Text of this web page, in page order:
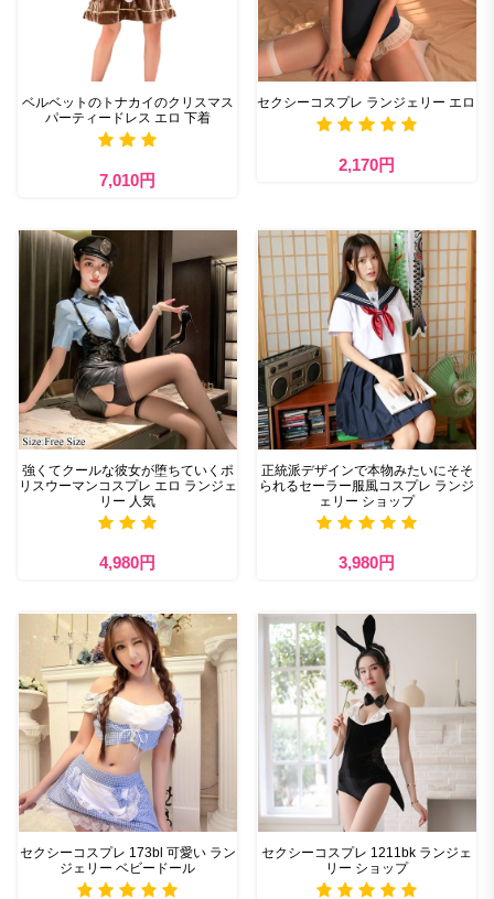
ベルベットのトナカイのクリスマス
パーティードレス エロ 下着
7,010円
セクシーコスプレ ランジェリー エロ
2,170円
強くてクールな彼女が堕ちていくポ
リスウーマンコスプレ エロ ランジェ
リー 人気
4,980円
正統派デザインで本物みたいにそそ
られるセーラー服風コスプレ ランジ
ェリー ショップ
3,980円
セクシーコスプレ 173bl 可愛い ラン
ジェリー ベビードール
セクシーコスプレ 1211bk ランジェ
リー ショップ